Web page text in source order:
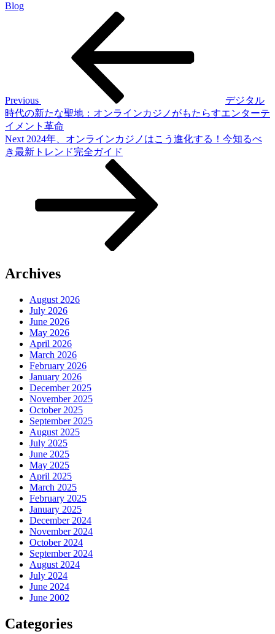
Blog
Previous
デジタル
時代の新たな聖地：オンラインカジノがもたらすエンターテ
イメント革命
Next
Post
Next 2024年、オンラインカジノはこう進化する！今知るべ
き最新トレンド完全ガイド
Archives
August 2026
July 2026
June 2026
May 2026
April 2026
March 2026
February 2026
January 2026
December 2025
November 2025
October 2025
September 2025
August 2025
July 2025
June 2025
May 2025
April 2025
March 2025
February 2025
January 2025
December 2024
November 2024
October 2024
September 2024
August 2024
July 2024
June 2024
June 2002
Categories